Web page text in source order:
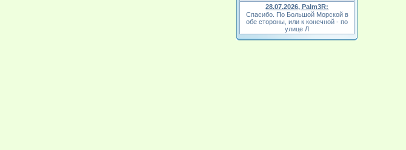
28.07.2026, Palm3R:
Спасибо. По Большой Морской в
обе стороны, или к конечной - по
улице Л